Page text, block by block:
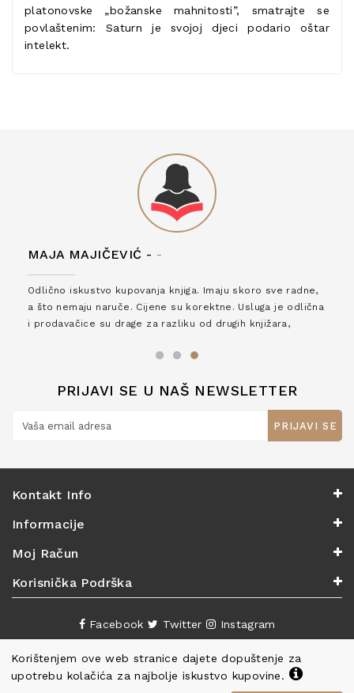
platonovske „božanske mahnitosti”, smatrajte se
povlaštenim: Saturn je svojoj djeci podario oštar
intelekt. ​
Korištenjem ove web stranice dajete dopuštenje za
upotrebu kolačića za najbolje iskustvo kupovine.
MAJA MAJIČEVIĆ - -
Odlično iskustvo kupovanja knjiga. Imaju skoro sve radne,
a što nemaju naruče. Cijene su korektne. Usluga je odlična
i prodavačice su drage za razliku od drugih knjižara,
PRIJAVI SE U NAŠ NEWSLETTER
PRIJAVI SE
Kontakt Info
Informacije
Moj Račun
Korisnička Podrška
Facebook Twitter Instagram